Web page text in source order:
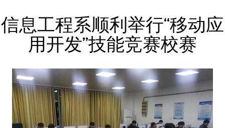
信息工程系顺利举行“移动应
用开发”技能竞赛校赛